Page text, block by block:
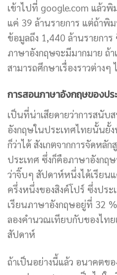
เข้าไปที่ google.com แล้ว
แค่ 39 ล้านรายการ แต่ถ้าพิ
ข้อมูลถึง 1,440 ล้านรายกา
ภาษาอังกฤษจะมีมากมาย ถ้า
สามารถศึกษาเรื่องราวต่างๆ
การสอนภาษาอังกฤษของปร
เป็นที่น่าเสียดายว่าการสนับ
อังกฤษในประเทศไทยนั้นยั้
ก็ว่าได้ สังเกตจากการจัดหลั
ประเทศ ซึ่งก็คือภาษาอังกฤ
ว่าจิ๊บๆ สัปดาห์หนึ่งได้เรียน
ครึ่งหนึ่งของสิงค์โปร์ ซึ่งปร
เรียนภาษาอังกฤษอยู่ที่ 32
ลองคำนวณเทียบกับของไท
สัปดาห์
ถ้าเป็นอย่างนี้แล้ว อนาคตข